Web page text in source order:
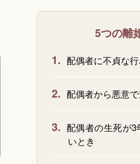
5つの離
1. 配偶者に不貞な
2. 配偶者から悪意
3. 配偶者の生死が3
いとき